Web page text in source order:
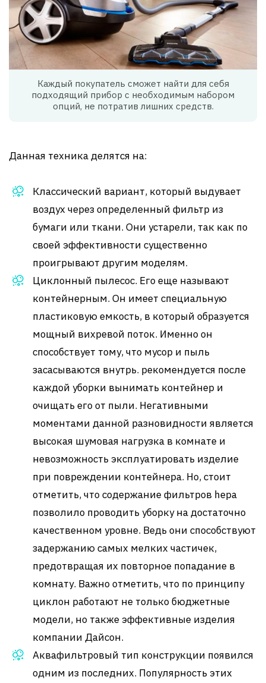
Каждый покупатель сможет найти для себя
подходящий прибор с необходимым набором
опций, не потратив лишних средств.
Данная техника делятся на:
Классический вариант, который выдувает
воздух через определенный фильтр из
бумаги или ткани. Они устарели, так как по
своей эффективности существенно
проигрывают другим моделям.
Циклонный пылесос. Его еще называют
контейнерным. Он имеет специальную
пластиковую емкость, в который образуется
мощный вихревой поток. Именно он
способствует тому, что мусор и пыль
засасываются внутрь. рекомендуется после
каждой уборки вынимать контейнер и
очищать его от пыли. Негативными
моментами данной разновидности является
высокая шумовая нагрузка в комнате и
невозможность эксплуатировать изделие
при повреждении контейнера. Но, стоит
отметить, что содержание фильтров hepa
позволило проводить уборку на достаточно
качественном уровне. Ведь они способствуют
задержанию самых мелких частичек,
предотвращая их повторное попадание в
комнату. Важно отметить, что по принципу
циклон работают не только бюджетные
модели, но также эффективные изделия
компании Дайсон.
Аквафильтровый тип конструкции появился
одним из последних. Популярность этих